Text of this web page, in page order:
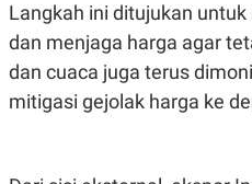
N
T
V
S
JARINGAN
Langkah ini ditujukan
dan menjaga harga agar
dan cuaca juga terus
mitigasi gejolak harga ke